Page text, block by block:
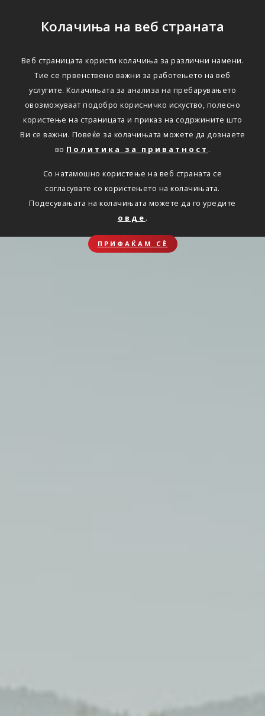
Колачиња на веб страната
Веб страницата користи колачиња за различни намени.
Тие се првенствено важни за работењето на веб
услугите. Колачињата за анализа на пребарувањето
овозможуваат подобро корисничко искуство, полесно
користење на страницата и приказ на содржините што
Ви се важни. Повеќе за колачињата можете да дознаете
во Политика за приватност .
Со натамошно користење на веб страната се
согласувате со користењето на колачињата.
Подесувањата на колачињата можете да го уредите
овде .
ПРИФАЌАМ СЀ